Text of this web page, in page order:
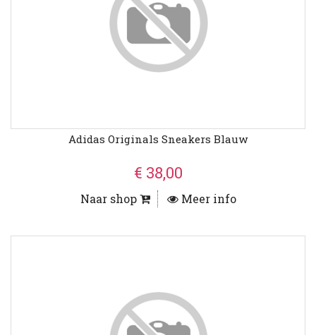
Adidas Originals Sneakers Blauw
€ 38,00
Naar shop Meer info